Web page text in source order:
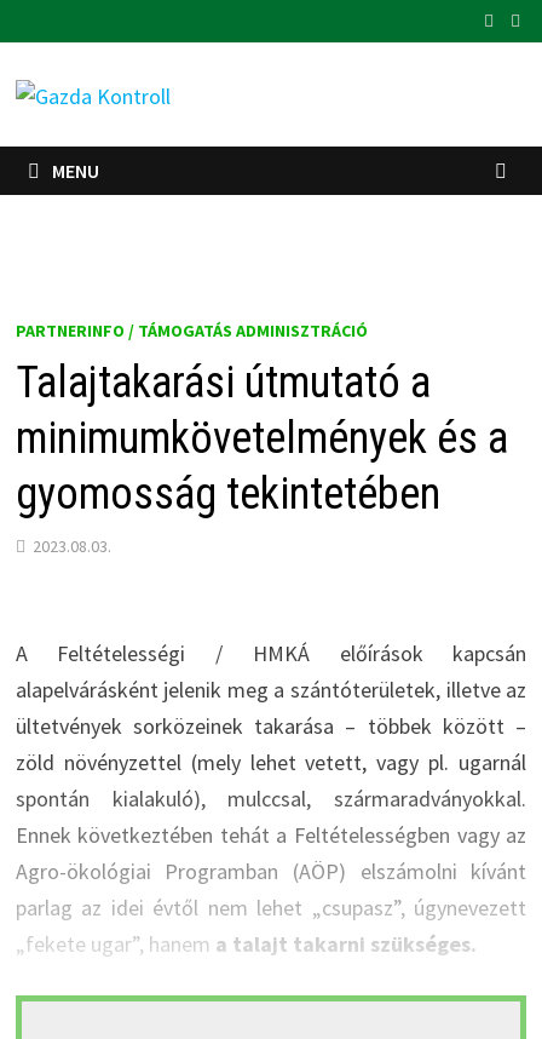
to
content
MENU
PARTNERINFO / TÁMOGATÁS ADMINISZTRÁCIÓ
Talajtakarási útmutató a
minimumkövetelmények és a
gyomosság tekintetében
2023.08.03.
A Feltételességi / HMKÁ előírások kapcsán
alapelvárásként jelenik meg a szántóterületek, illetve az
ültetvények sorközeinek takarása – többek között –
zöld növényzettel (mely lehet vetett, vagy pl. ugarnál
spontán kialakuló), mulccsal, szármaradványokkal.
Ennek következtében tehát a Feltételességben vagy az
Agro-ökológiai Programban (AÖP) elszámolni kívánt
parlag az idei évtől nem lehet „csupasz”, úgynevezett
„fekete ugar”, hanem a talajt takarni szükséges.